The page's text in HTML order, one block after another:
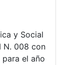
y Social
N. 008 con
el año